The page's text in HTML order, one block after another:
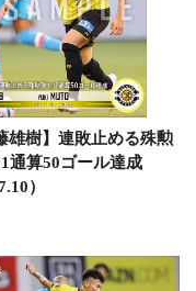
雄樹】連敗止める殊勲
通算50ゴール達成
）